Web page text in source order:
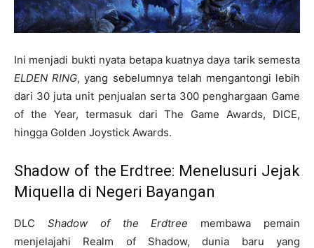
Ini menjadi bukti nyata betapa kuatnya daya tarik semesta
ELDEN RING, yang sebelumnya telah mengantongi lebih
dari 30 juta unit penjualan serta 300 penghargaan Game
of the Year, termasuk dari The Game Awards, DICE,
hingga Golden Joystick Awards.
Shadow of the Erdtree: Menelusuri Jejak
Miquella di Negeri Bayangan
DLC Shadow of the Erdtree membawa pemain
menjelajahi Realm of Shadow, dunia baru yang